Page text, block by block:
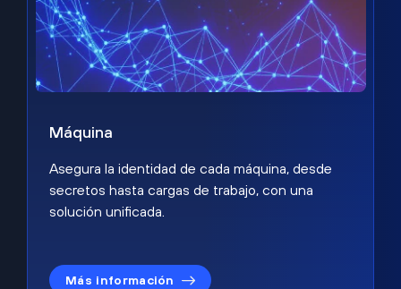
Máquina
Asegura la identidad de cada máquina, desde
secretos hasta cargas de trabajo, con una
solución unificada.
Más información